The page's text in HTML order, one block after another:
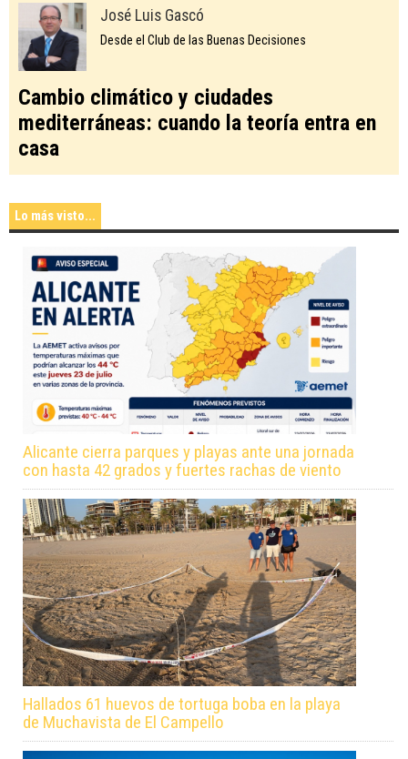
José Luis Gascó
Desde el Club de las Buenas Decisiones
Cambio climático y ciudades
mediterráneas: cuando la teoría entra en
casa
Lo más visto...
Alicante cierra parques y playas ante una jornada
con hasta 42 grados y fuertes rachas de viento
Hallados 61 huevos de tortuga boba en la playa
de Muchavista de El Campello